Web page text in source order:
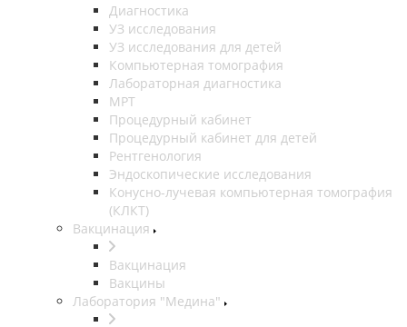
Диагностика
УЗ исследования
УЗ исследования для детей
Компьютерная томография
Лабораторная диагностика
МРТ
Процедурный кабинет
Процедурный кабинет для детей
Рентгенология
Эндоскопические исследования
Конусно-лучевая компьютерная томография
(КЛКТ)
Вакцинация
Вакцинация
Вакцины
Лаборатория "Медина"